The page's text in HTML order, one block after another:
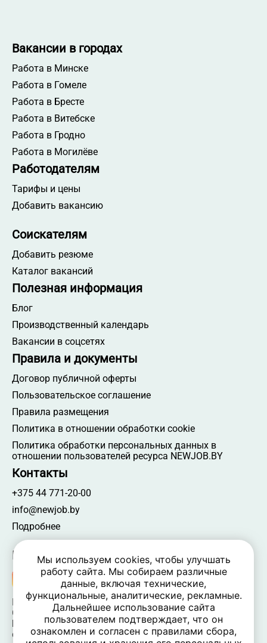
Вакансии в городах
Работа в Минске
Работа в Гомеле
Работа в Бресте
Работа в Витебске
Работа в Гродно
Работа в Могилёве
Работодателям
Тарифы и цены
Добавить вакансию
Соискателям
Добавить резюме
Каталог вакансий
Полезная информация
Блог
Производственный календарь
Вакансии в соцсетях
Правила и документы
Договор публичной оферты
Пользовательское соглашение
Правила размещения
Политика в отношении обработки cookie
Политика обработки персональных данных в
отношении пользователей ресурса NEWJOB.BY
Контакты
+375 44 771-20-00
info@newjob.by
Подробнее
Мы в соцсетях
NEWJOB.BY 🐝 2024 - 2026 | Все права защищены
ООО «Атамантия» | УНП 693331617
Беларусь, Минская обл., Минский р-н, Новодворский
c/c,
Мы используем cookies, чтобы улучшать
работу сайта. Мы собираем различные
данные, включая технические,
функциональные, аналитические, рекламные.
Дальнейшее использование сайта
пользователем подтверждает, что он
ознакомлен и согласен с правилами сбора,